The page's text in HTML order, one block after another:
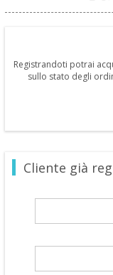
Registrandoti potrai
sullo stato degli
Cliente già